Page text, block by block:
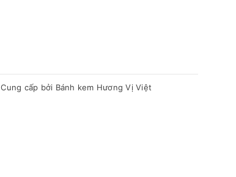
Cung cấp bởi Bánh kem Hương Vị Việt